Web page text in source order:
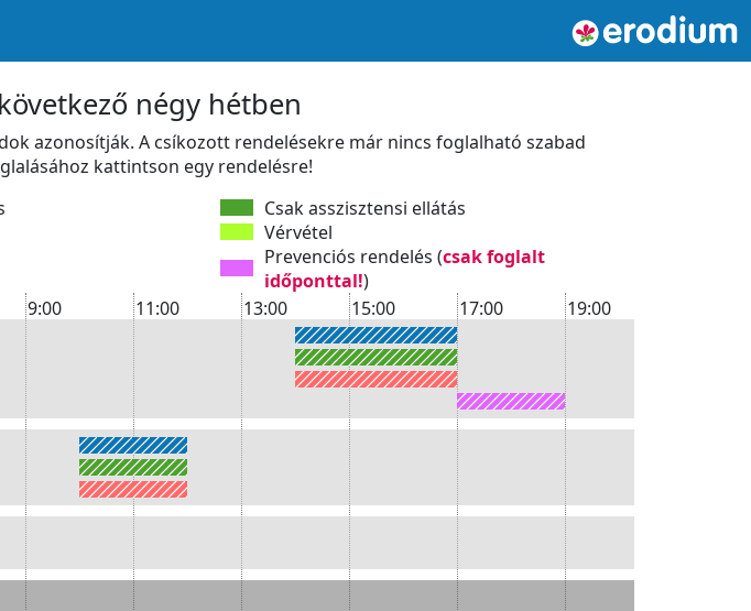
négy hétben
azonosítják. A csíkozott rendelésekre már nincs foglalható szabad
kattintson egy rendelésre!
Csak asszisztensi ellátás
Vérvétel
Prevenciós rendelés (csak foglalt
időponttal!)
9:00 11:00 13:00 15:00 17:00
19:00